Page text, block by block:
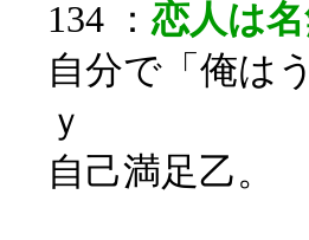
134 ： 恋人は
自分で「俺は
ｙ
自己満足乙。